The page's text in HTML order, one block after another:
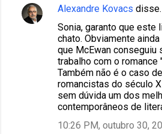
Alexandre Kovacs
Sonia, garanto que este
chato. Obviamente
que McEwan conseguiu
trabalho com o romance
Também não é o caso
romancistas do século
sem dúvida um dos
contemporâneos de
10:26 PM, outubro 30,